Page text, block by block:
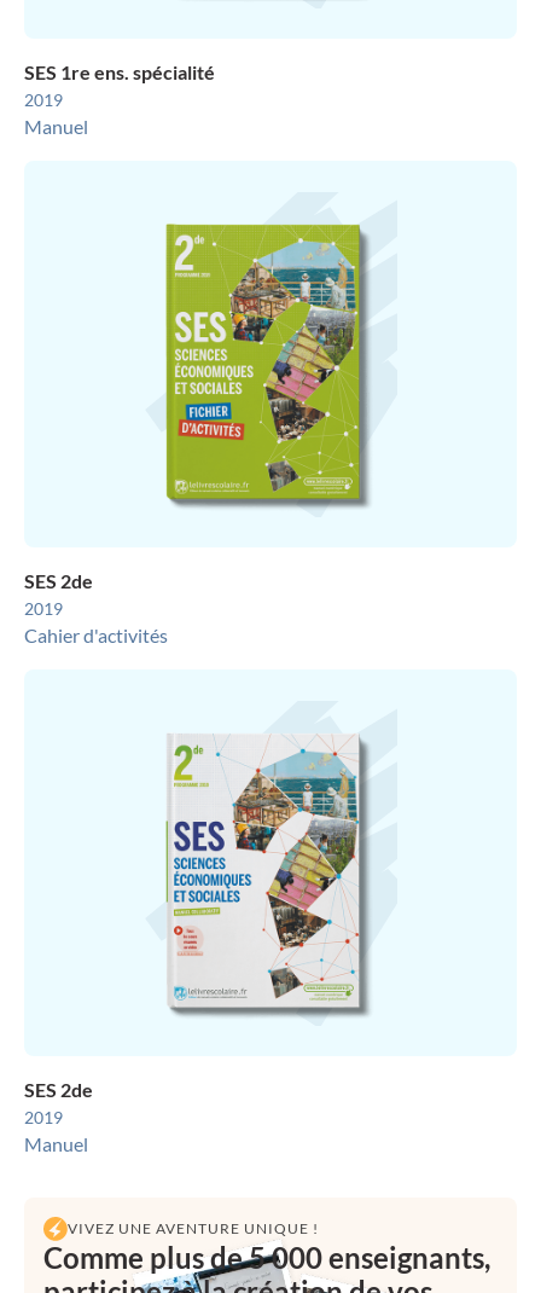
SES 1re ens. spécialité
2019
Manuel
SES 2de
2019
Cahier d'activités
SES 2de
2019
Manuel
VIVEZ UNE AVENTURE UNIQUE !
Comme plus de 5 000 enseignants,